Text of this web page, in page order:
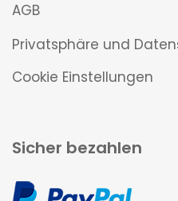
AGB
Privatsphäre und
Cookie Einstellungen
Sicher bezahlen